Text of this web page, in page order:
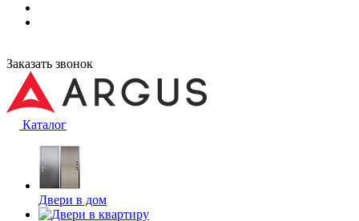
Заказать звонок
Каталог
Двери в дом